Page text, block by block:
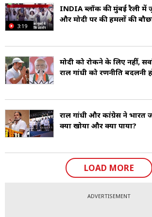
3:19
INDIA ब्लॉक की मुंबई रैली में
और मोदी पर की हमलों की
मोदी को रोकने के लिए नहीं,
राहुल गांधी को रणनीति बदलनी
राहुल गांधी और कांग्रेस ने भारत
क्या खोया और क्या पाया?
LOAD MORE
ADVERTISEMENT